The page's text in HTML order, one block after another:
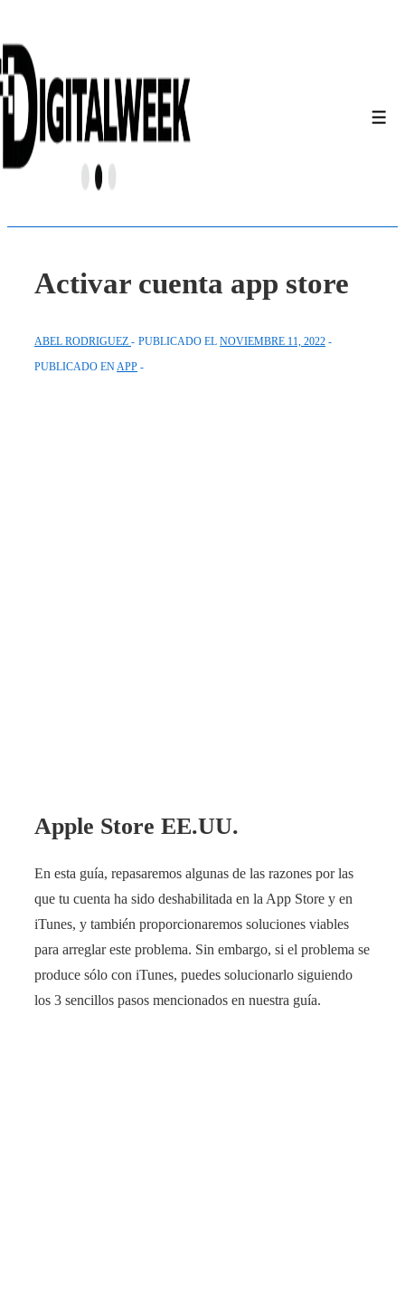
Saltar
al
contenido
principal
Activar cuenta app store
ABEL RODRIGUEZ PUBLICADO EL NOVIEMBRE 11, 2022
PUBLICADO EN APP
Apple Store EE.UU.
En esta guía, repasaremos algunas de las razones por las
que tu cuenta ha sido deshabilitada en la App Store y en
iTunes, y también proporcionaremos soluciones viables
para arreglar este problema. Sin embargo, si el problema se
produce sólo con iTunes, puedes solucionarlo siguiendo
los 3 sencillos pasos mencionados en nuestra guía.